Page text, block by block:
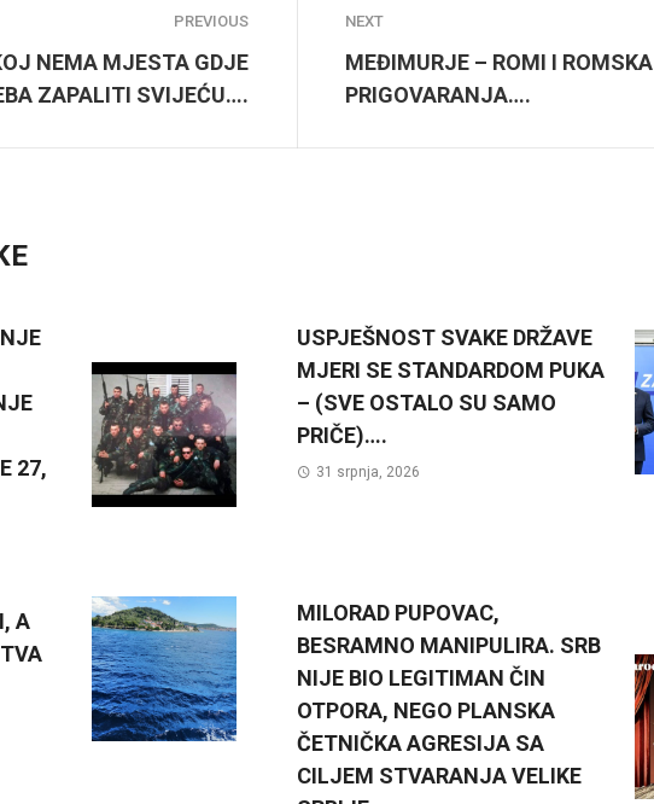
PREVIOUS
NEMA MJESTA GDJE
ZAPALITI SVIJEĆU….
NEXT
MEĐIMURJE – ROMI I ROMSKA
PRIGOVARANJA….
27,
USPJEŠNOST SVAKE DRŽAVE
MJERI SE STANDARDOM PUKA
– (SVE OSTALO SU SAMO
PRIČE)….
31 srpnja, 2026
A
MILORAD PUPOVAC,
BESRAMNO MANIPULIRA. SRB
NIJE BIO LEGITIMAN ČIN
OTPORA, NEGO PLANSKA
ČETNIČKA AGRESIJA SA
CILJEM STVARANJA VELIKE